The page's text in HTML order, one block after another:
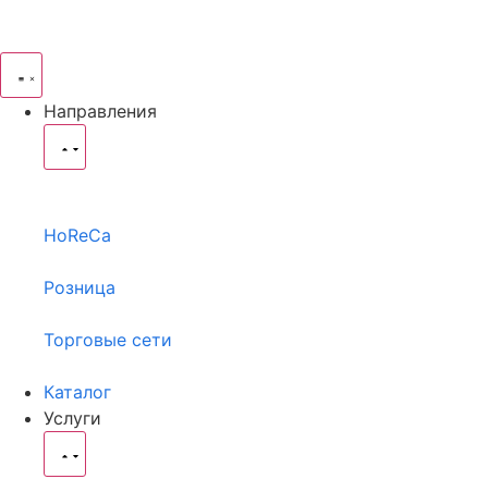
Направления
HoReCa
Розница
Торговые сети
Каталог
Услуги